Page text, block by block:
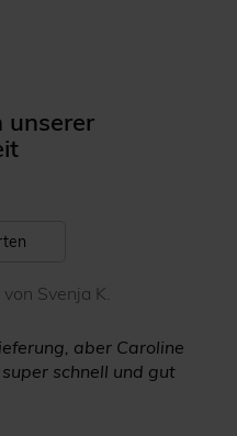
unserer
Svenja K.
aber Caroline
schnell und gut